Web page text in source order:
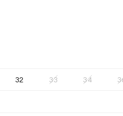
32 33 34